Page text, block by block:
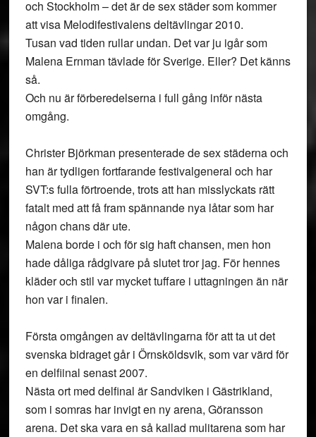
och Stockholm – det är de sex städer som kommer
att visa Melodifestivalens deltävlingar 2010.
Tusan vad tiden rullar undan. Det var ju igår som
Malena Ernman tävlade för Sverige. Eller? Det känns
så.
Och nu är förberedelserna i full gång inför nästa
omgång.
Christer Björkman presenterade de sex städerna och
han är tydligen fortfarande festivalgeneral och har
SVT:s fulla förtroende, trots att han misslyckats rätt
fatalt med att få fram spännande nya låtar som har
någon chans där ute.
Malena borde i och för sig haft chansen, men hon
hade dåliga rådgivare på slutet tror jag. För hennes
kläder och stil var mycket tuffare i uttagningen än när
hon var i finalen.
Första omgången av deltävlingarna för att ta ut det
svenska bidraget går i Örnsköldsvik, som var värd för
en delfiinal senast 2007.
Nästa ort med delfinal är Sandviken i Gästrikland,
som i somras har invigt en ny arena, Göransson
arena. Det ska vara en så kallad mulitarena som har